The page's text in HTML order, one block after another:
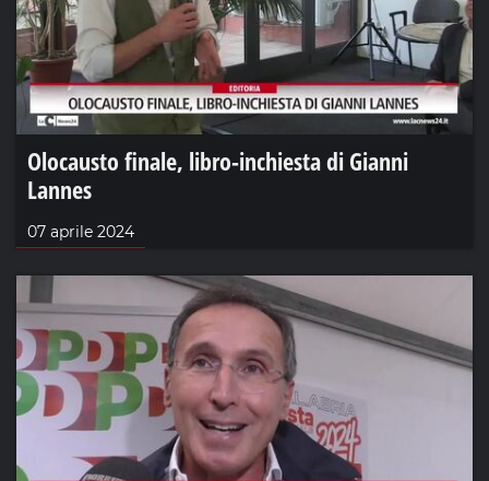
Olocausto finale, libro-inchiesta di Gianni
Lannes
07 aprile 2024